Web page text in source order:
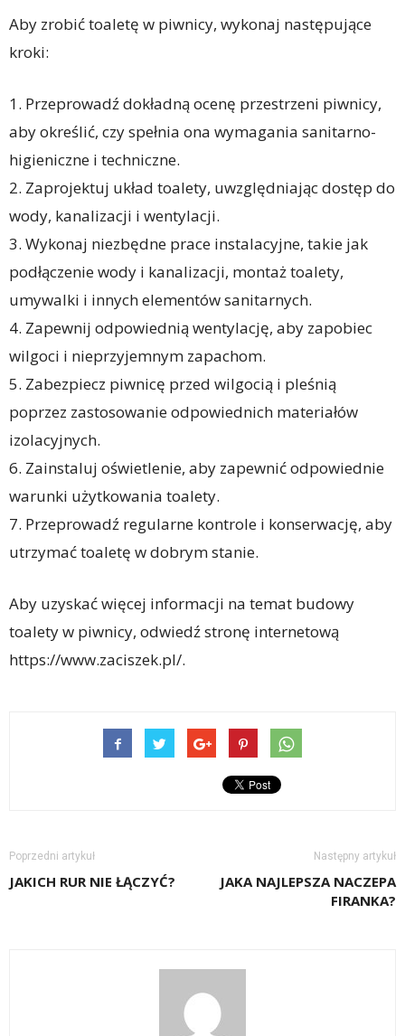
Aby zrobić toaletę w piwnicy, wykonaj następujące
kroki:
1. Przeprowadź dokładną ocenę przestrzeni piwnicy,
aby określić, czy spełnia ona wymagania sanitarno-
higieniczne i techniczne.
2. Zaprojektuj układ toalety, uwzględniając dostęp do
wody, kanalizacji i wentylacji.
3. Wykonaj niezbędne prace instalacyjne, takie jak
podłączenie wody i kanalizacji, montaż toalety,
umywalki i innych elementów sanitarnych.
4. Zapewnij odpowiednią wentylację, aby zapobiec
wilgoci i nieprzyjemnym zapachom.
5. Zabezpiecz piwnicę przed wilgocią i pleśnią
poprzez zastosowanie odpowiednich materiałów
izolacyjnych.
6. Zainstaluj oświetlenie, aby zapewnić odpowiednie
warunki użytkowania toalety.
7. Przeprowadź regularne kontrole i konserwację, aby
utrzymać toaletę w dobrym stanie.
Aby uzyskać więcej informacji na temat budowy
toalety w piwnicy, odwiedź stronę internetową
https://www.zaciszek.pl/.
Poprzedni artykuł
JAKICH RUR NIE ŁĄCZYĆ?
Następny artykuł
JAKA NAJLEPSZA NACZEPA
FIRANKA?